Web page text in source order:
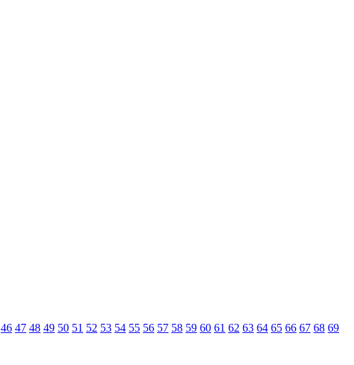
46 47 48 49 50 51 52 53 54 55 56 57 58 59 60 61 62 63 64 65 66 67 68 69